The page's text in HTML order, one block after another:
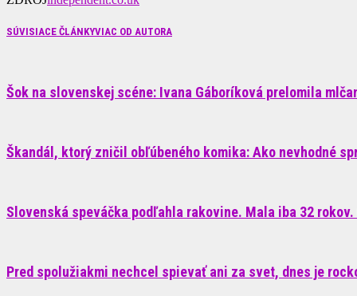
SÚVISIACE ČLÁNKYVIAC OD AUTORA
Šok na slovenskej scéne: Ivana Gáboríková prelomila
Škandál, ktorý zničil obľúbeného komika: Ako nevhodné
Slovenská speváčka podľahla rakovine. Mala iba 32
Pred spolužiakmi nechcel spievať ani za svet, dnes je